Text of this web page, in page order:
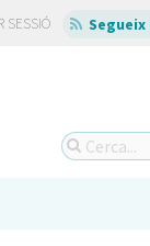
SESSIÓ